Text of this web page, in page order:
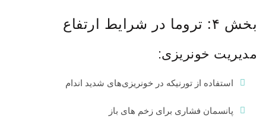
بخش ۴: تروما در شرایط ارتفاع
مدیریت خونریزی:
استفاده از تورنیکه در خونریزی‌های شدید اندام
پانسمان فشاری برای زخم های باز